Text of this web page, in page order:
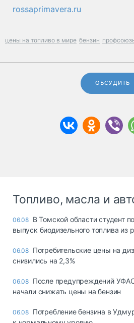
rossaprimavera.ru
цены на топливо в мире бензин
ОБСУДИТЬ
Топливо, масла и
06.08 В Томской области студент
выпуск биодизельного топлива из
06.08 Потребительские цены на
снизились на 2,3%
06.08 После предупреждений
начали снижать цены на бензин
06.08 Потребление бензина в